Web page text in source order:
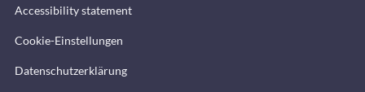
Accessibility statement
Cookie-Einstellungen
Datenschutzerklärung